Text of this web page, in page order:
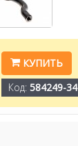
КУПИТЬ
Код: 584249-34